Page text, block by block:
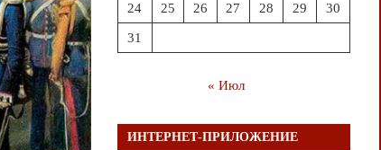
24 25 26 27 28 29 30
31
« Июл
ИНТЕРНЕТ-ПРИЛОЖЕНИЕ